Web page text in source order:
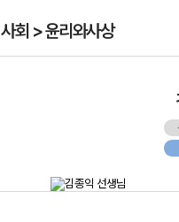
사회 > 윤리와사상